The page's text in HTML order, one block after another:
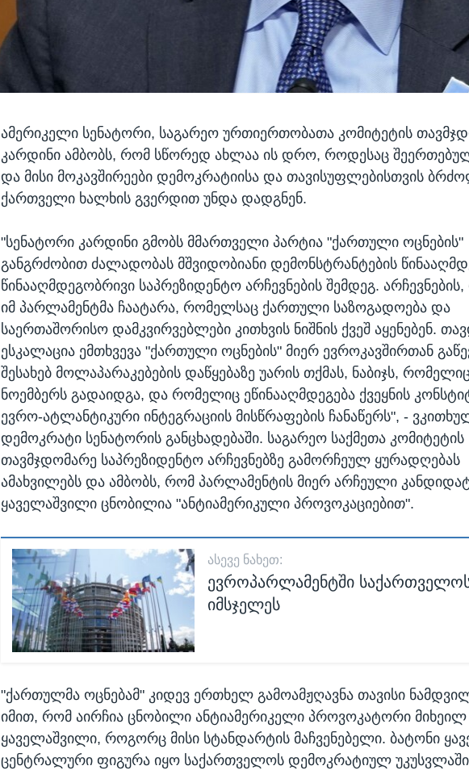
ამერიკელი სენატორი, საგარეო ურთიერთობათა კომიტეტის
კარდინი ამბობს, რომ სწორედ ახლაა ის დრო, როდესაც
და მისი მოკავშირეები დემოკრატიისა და თავისუფლებისთვის
ქართველი ხალხის გვერდით უნდა დადგნენ.
"სენატორი კარდინი გმობს მმართველი პარტია "ქართული ოცნების"
განგრძობით ძალადობას მშვიდობიანი დემონსტრანტების
წინააღმდეგობრივი საპრეზიდენტო არჩევნების შემდეგ.
იმ პარლამენტმა ჩაატარა, რომელსაც ქართული საზოგადოება და
საერთაშორისო დამკვირვებლები კითხვის ნიშნის ქვეშ აყენებენ.
ესკალაცია ემთხვევა "ქართული ოცნების" მიერ ევროკავშირთან
შესახებ მოლაპარაკებების დაწყებაზე უარის თქმას, ნაბიჯს,
ნოემბერს გადაიდგა, და რომელიც ეწინააღმდეგება ქვეყნის
ევრო-ატლანტიკური ინტეგრაციის მისწრაფების ჩანაწერს", -
დემოკრატი სენატორის განცხადებაში. საგარეო საქმეთა კომიტეტის
თავმჯდომარე საპრეზიდენტო არჩევნებზე გამორჩეულ ყურადღებას
ამახვილებს და ამბობს, რომ პარლამენტის მიერ არჩეული
ყაველაშვილი ცნობილია "ანტიამერიკული პროვოკაციებით".
ᲐᲡᲔᲕᲔ ᲜᲐᲮᲔᲗ:
ევროპარლამენტში საქართველოს
იმსჯელეს
"ქართულმა ოცნებამ" კიდევ ერთხელ გამოამჟღავნა თავისი
იმით, რომ აირჩია ცნობილი ანტიამერიკელი პროვოკატორი მიხეილ
ყაველაშვილი, როგორც მისი სტანდარტის მაჩვენებელი. ბატონი
ცენტრალური ფიგურა იყო საქართველოს დემოკრატიულ